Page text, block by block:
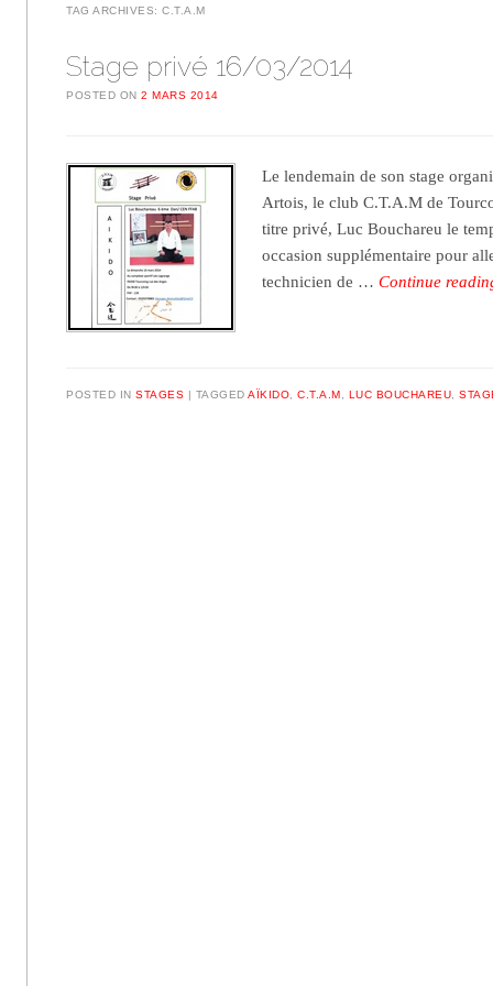
TAG ARCHIVES:C.T.A.M
Stage privé 16/03/2014
POSTED ON2 MARS 2014
Le lendemain de son stage
Artois, le club C.T.A.M de
titre privé, Luc Bouchareu le
occasion supplémentaire pour
technicien de …Continue
POSTED INSTAGES TAGGEDAÏKIDO ,C.T.A.M LUC BOUCHAREU ,